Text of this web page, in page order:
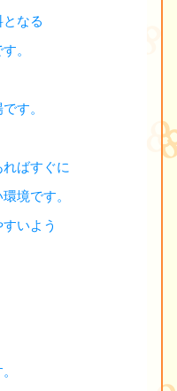
なる
。
す。
ばすぐに
境です。
いよう